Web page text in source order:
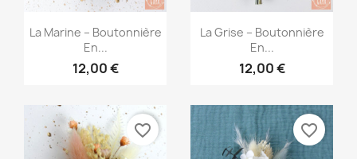
Aperçu rapide
La Marine – Boutonnière
En...
12,00 €
Aperçu rapide
La Grise – Boutonnière
En...
12,00 €
favorite_border favorite_border